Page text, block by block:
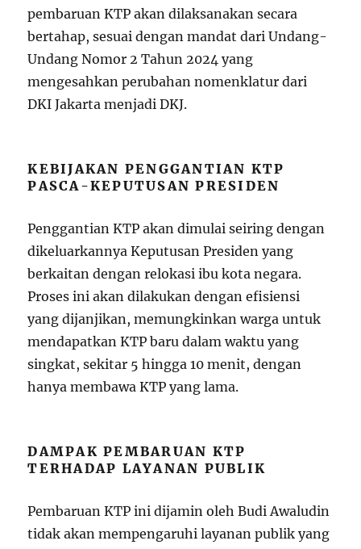
pembaruan KTP akan dilaksanakan secara
bertahap, sesuai dengan mandat dari Undang-
Undang Nomor 2 Tahun 2024 yang
mengesahkan perubahan nomenklatur dari
DKI Jakarta menjadi DKJ.
KEBIJAKAN PENGGANTIAN KTP
PASCA-KEPUTUSAN PRESIDEN
Penggantian KTP akan dimulai seiring dengan
dikeluarkannya Keputusan Presiden yang
berkaitan dengan relokasi ibu kota negara.
Proses ini akan dilakukan dengan efisiensi
yang dijanjikan, memungkinkan warga untuk
mendapatkan KTP baru dalam waktu yang
singkat, sekitar 5 hingga 10 menit, dengan
hanya membawa KTP yang lama.
DAMPAK PEMBARUAN KTP
TERHADAP LAYANAN PUBLIK
Pembaruan KTP ini dijamin oleh Budi Awaludin
tidak akan mempengaruhi layanan publik yang